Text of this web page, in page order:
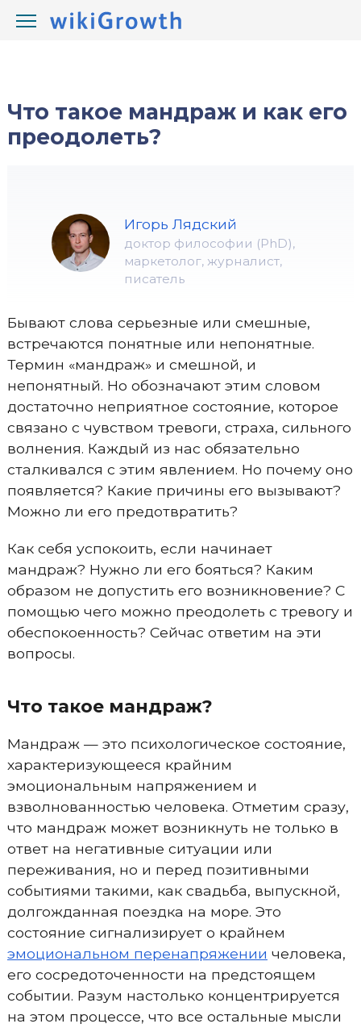
wikiGrowth.com / Что такое /
Что такое мандраж и как его
преодолеть?
Игорь Лядский
доктор философии (PhD),
маркетолог, журналист,
писатель
Бывают слова серьезные или смешные,
встречаются понятные или непонятные.
Термин «мандраж» и смешной, и
непонятный. Но обозначают этим словом
достаточно неприятное состояние, которое
связано с чувством тревоги, страха, сильного
волнения. Каждый из нас обязательно
сталкивался с этим явлением. Но почему оно
появляется? Какие причины его вызывают?
Можно ли его предотвратить?
Как себя успокоить, если начинает
мандраж? Нужно ли его бояться? Каким
образом не допустить его возникновение? С
помощью чего можно преодолеть с тревогу и
обеспокоенность? Сейчас ответим на эти
вопросы.
Что такое мандраж?
Мандраж — это психологическое состояние,
характеризующееся крайним
эмоциональным напряжением и
взволнованностью человека. Отметим сразу,
что мандраж может возникнуть не только в
ответ на негативные ситуации или
переживания, но и перед позитивными
событиями такими, как свадьба, выпускной,
долгожданная поездка на море. Это
состояние сигнализирует о крайнем
эмоциональном перенапряжении человека,
его сосредоточенности на предстоящем
событии. Разум настолько концентрируется
на этом процессе, что все остальные мысли